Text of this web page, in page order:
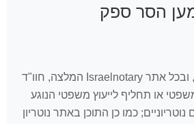
הסר ספק
אין באמור בעמוד זה, ובכל אתר Israelnotary המלצה, חוו"ד
או תחליף לייעוץ משפטי הנוגע
כמו כן התוכן באתר נוטריון